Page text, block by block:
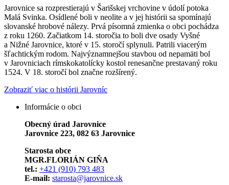
Jarovnice sa rozprestierajú v Šarišskej vrchovine v údolí potoka
Malá Svinka. Osídlené boli v neolite a v jej histórii sa spomínajú
slovanské hrobové nálezy. Prvá písomná zmienka o obci pochádza
z roku 1260. Začiatkom 14. storočia to boli dve osady Vyšné
a Nižné Jarovnice, ktoré v 15. storočí splynuli. Patrili viacerým
šľachtickým rodom. Najvýznamnejšou stavbou od nepamäti bol
v Jarovniciach rímskokatolícky kostol renesančne prestavaný roku
1524. V 18. storočí bol značne rozšírený.
Zobraziť viac o histórii Jarovníc
Informácie o obci
Obecný úrad Jarovnice
Jarovnice 223, 082 63 Jarovnice
Starosta obce
MGR.FLORIÁN GIŇA
tel.: +421 (910) 793 483
E-mail: starosta@jarovnice.sk